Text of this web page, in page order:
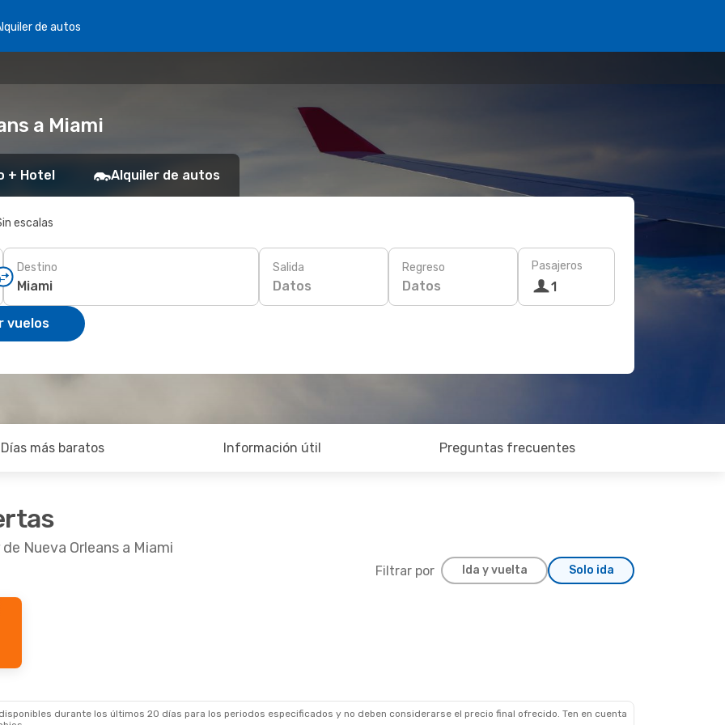
de autos
a Miami
+ Hotel Alquiler de autos
escalas
Destino Salida
Datos
Regreso
Datos
Pasajeros
1
vuelos
Días más baratos Información útil Preguntas frecuentes
Nueva Orleans a Miami
Filtrar por Ida y vuelta Solo ida
durante los últimos 20 días para los periodos especificados y no deben considerarse el precio final ofrecido. Ten en cuenta